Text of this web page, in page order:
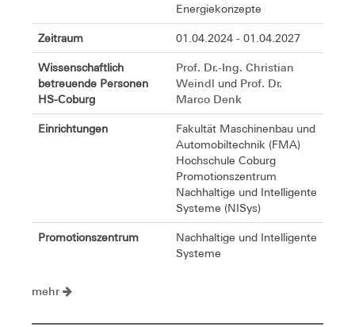
Energiekonzepte
Zeitraum 01.04.2024 - 01.04.2027
Wissenschaftlich
betreuende Personen
HS-Coburg
Prof. Dr.-Ing. Christian
Weindl und Prof. Dr.
Marco Denk
Einrichtungen
Fakultät Maschinenbau und
Automobiltechnik (FMA)
Hochschule Coburg
Promotionszentrum
Nachhaltige und Intelligente
Systeme (NISys)
Promotionszentrum
Nachhaltige und Intelligente
Systeme
mehr